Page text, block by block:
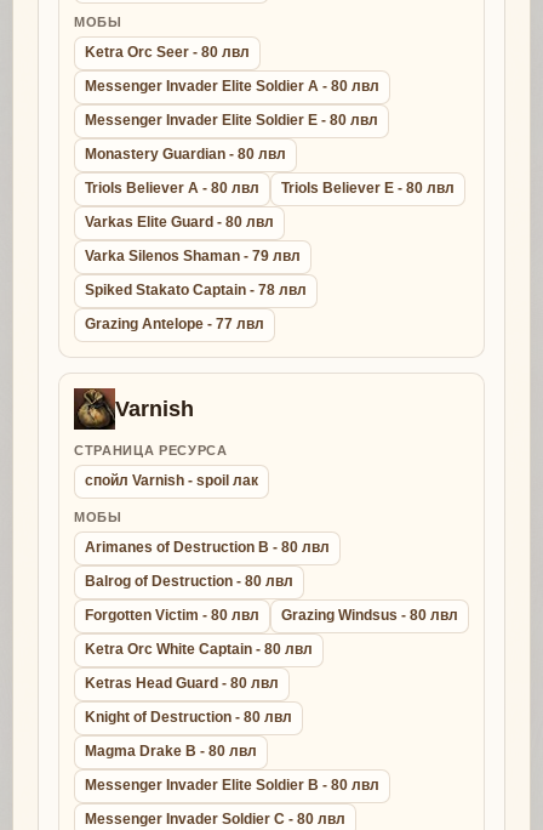
МОБЫ
Ketra Orc Seer - 80 лвл
Messenger Invader Elite Soldier A - 80 лвл
Messenger Invader Elite Soldier E - 80 лвл
Monastery Guardian - 80 лвл
Triols Believer A - 80 лвл
Triols Believer E - 80 лвл
Varkas Elite Guard - 80 лвл
Varka Silenos Shaman - 79 лвл
Spiked Stakato Captain - 78 лвл
Grazing Antelope - 77 лвл
Varnish
СТРАНИЦА РЕСУРСА
спойл Varnish - spoil лак
МОБЫ
Arimanes of Destruction B - 80 лвл
Balrog of Destruction - 80 лвл
Forgotten Victim - 80 лвл
Grazing Windsus - 80 лвл
Ketra Orc White Captain - 80 лвл
Ketras Head Guard - 80 лвл
Knight of Destruction - 80 лвл
Magma Drake B - 80 лвл
Messenger Invader Elite Soldier B - 80 лвл
Messenger Invader Soldier C - 80 лвл